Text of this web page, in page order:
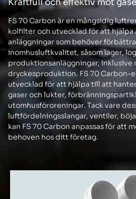
Kraftfull och effektiv mot
FS 70 Carbon är en mångsidig
kolfilter och utvecklad för att hjälpa
anläggningar som behöver
inomhusluftkvalitet, såsom lager,
produktionsanläggningar, inklusive
dryckesproduktion. FS 70 Carbon-
utvecklad för att hjälpa till att
gaser och lukter,
utomhusföroreningar. Tack vare
luftfördelningsslangar, ventiler,
kan FS 70 Carbon anpassas för att
behoven hos ditt företag.